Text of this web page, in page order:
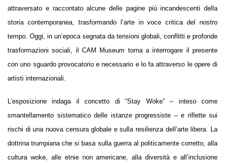
attraversato e raccontato alcune delle pagine più incandescenti della
storia contemporanea, trasformando l’arte in voce critica del nostro
tempo. Oggi, in un’epoca segnata da tensioni globali, conflitti e profonde
trasformazioni sociali, il CAM Museum torna a interrogare il presente
con uno sguardo provocatorio e necessario e lo fa attraverso le opere di
artisti internazionali.
L’esposizione indaga il concetto di “Stay Woke” – inteso come
smantellamento sistematico delle istanze progressiste – e riflette sui
rischi di una nuova censura globale e sulla resilienza dell’arte libera. La
dottrina trumpiana che si basa sulla guerra al politicamente corretto, alla
cultura woke, alle etnie non americane, alla diversità e all’inclusione